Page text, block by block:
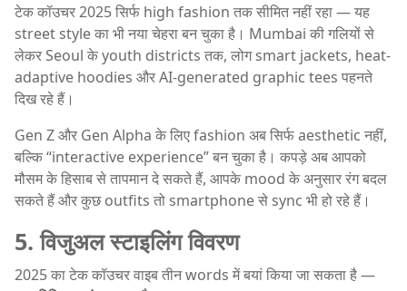
टेक कॉउचर 2025 सिर्फ high fashion तक सीमित नहीं रहा — यह
street style का भी नया चेहरा बन चुका है। Mumbai की गलियों से
लेकर Seoul के youth districts तक, लोग smart jackets, heat-
adaptive hoodies और AI-generated graphic tees पहनते
दिख रहे हैं।
Gen Z और Gen Alpha के लिए fashion अब सिर्फ aesthetic नहीं,
बल्कि “interactive experience” बन चुका है। कपड़े अब आपको
मौसम के हिसाब से तापमान दे सकते हैं, आपके mood के अनुसार रंग बदल
सकते हैं और कुछ outfits तो smartphone से sync भी हो रहे हैं।
5. विजुअल स्टाइलिंग विवरण
2025 का टेक कॉउचर वाइब तीन words में बयां किया जा सकता है —